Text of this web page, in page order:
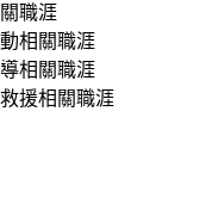
職涯
相關職涯
相關職涯
救援相關職涯